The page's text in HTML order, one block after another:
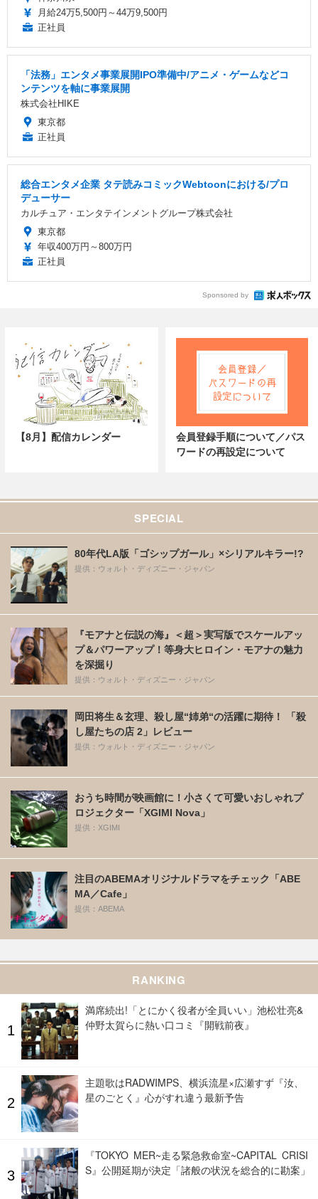
月給24万5,500円～44万9,500円
正社員
「法務」エンタメ事業展開IPO準備中/アニメ・ゲームなどコ
ンテンツを軸に事業展開
株式会社HIKE
東京都
正社員
総合エンタメ企業 タテ読みコミックWebtoonにおける/プロ
デューサー
カルチュア・エンタテインメントグループ株式会社
東京都
年収400万円～800万円
正社員
Sponsored by
【8月】配信カレンダー
会員登録手順について／パス
ワードの再設定について
SPECIAL
80年代LA版「ゴシップガール」×シリアルキラー!?
提供：ウォルト・ディズニー・ジャパン
『モアナと伝説の海』＜超＞実写版でスケールアッ
プ＆パワーアップ！等身大ヒロイン・モアナの魅力
を深掘り
提供：ウォルト・ディズニー・ジャパン
岡田将生＆玄理、殺し屋“姉弟“の活躍に期待！ 「殺
し屋たちの店 2」レビュー
提供：ウォルト・ディズニー・ジャパン
おうち時間が映画館に！小さくて可愛いおしゃれプ
ロジェクター「XGIMI Nova」
提供：XGIMI
注目のABEMAオリジナルドラマをチェック「ABE
MA／Cafe」
提供：ABEMA
RANKING
満席続出!「とにかく役者が全員いい」池松壮亮&
仲野太賀らに熱い口コミ『開戦前夜』
主題歌はRADWIMPS、横浜流星×広瀬すず『汝、
星のごとく』心がすれ違う最新予告
『TOKYO MER~走る緊急救命室~CAPITAL CRISI
S』公開延期が決定「諸般の状況を総合的に勘案」